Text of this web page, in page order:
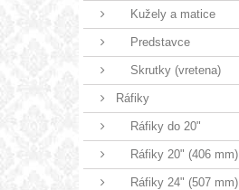
Kužely a matice
Predstavce
Skrutky (vretena)
Ráfiky
Ráfiky do 20"
Ráfiky 20" (406 mm)
Ráfiky 24" (507 mm)